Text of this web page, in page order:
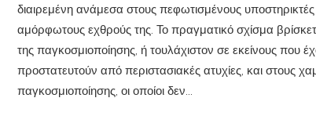
διαιρεμένη ανάμεσα στους πεφωτισμένους
αμόρφωτους εχθρούς της. Το πραγματικό σχίσμα
της παγκοσμιοποίησης, ή τουλάχιστον σε εκείνους που
προστατευτούν από περιστασιακές ατυχίες, και στους
παγκοσμιοποίησης, οι οποίοι δεν...